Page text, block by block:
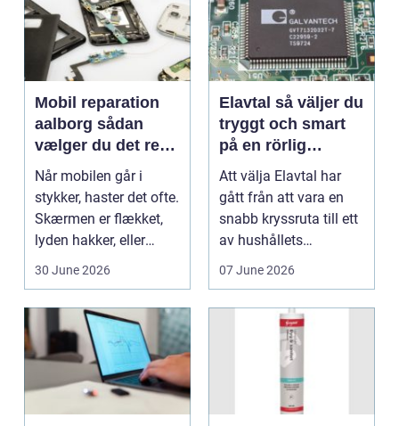
Mobil reparation
aalborg sådan
vælger du det rette
værksted
Når mobilen går i
stykker, haster det ofte.
Skærmen er flækket,
lyden hakker, eller
batteriet løber ...
30 June 2026
Elavtal så väljer du
tryggt och smart
på en rörlig
elmarknad
Att välja Elavtal har
gått från att vara en
snabb kryssruta till ett
av hushållets
viktigaste ekonom...
07 June 2026